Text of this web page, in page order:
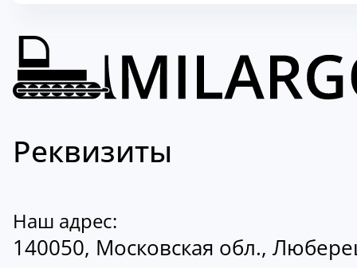
Реквизиты
Наш адрес:
140050, Московская обл.,